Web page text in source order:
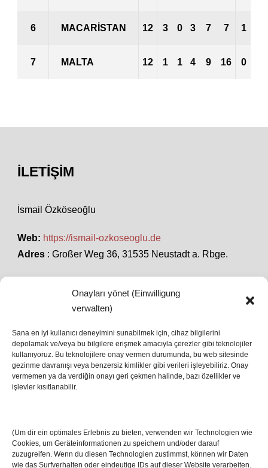
Onayları yönet (Einwilligung
verwalten)
Sana en iyi kullanıcı deneyimini sunabilmek için, cihaz bilgilerini
depolamak ve/veya bu bilgilere erişmek amacıyla çerezler gibi teknolojiler
kullanıyoruz. Bu teknolojilere onay vermen durumunda, bu web sitesinde
gezinme davranışı veya benzersiz kimlikler gibi verileri işleyebiliriz. Onay
vermemen ya da verdiğin onayı geri çekmen halinde, bazı özellikler ve
işlevler kısıtlanabilir.
(Um dir ein optimales Erlebnis zu bieten, verwenden wir Technologien wie
Cookies, um Geräteinformationen zu speichern und/oder darauf
zuzugreifen. Wenn du diesen Technologien zustimmst, können wir Daten
wie das Surfverhalten oder eindeutige IDs auf dieser Website verarbeiten.
6 MACARISTAN 12 3 0 3 7 7 1
7 MALTA 12 1 1 4 9 16 0
İLETIŞIM
İsmail Özköseoğlu
Web: https://ismail-ozkoseoglu.de
Adres : Großer Weg 36, 31535 Neustadt a. Rbge.
SON HABERLER
İstanbul’da Avrupa Ligi Finali: Freiburg ve Aston
Villa Boğaz’da Tarih Yazmaya Hazırlanıyor
08 May 2026
17 Nis 2026